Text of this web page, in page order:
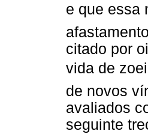
e que essa
citado por
vida de
de novos
avaliados
seguinte